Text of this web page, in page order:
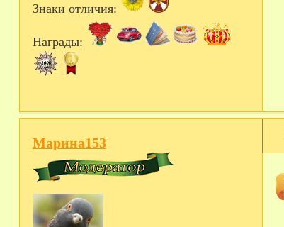
Знаки отличия:
Награды:
Марина153